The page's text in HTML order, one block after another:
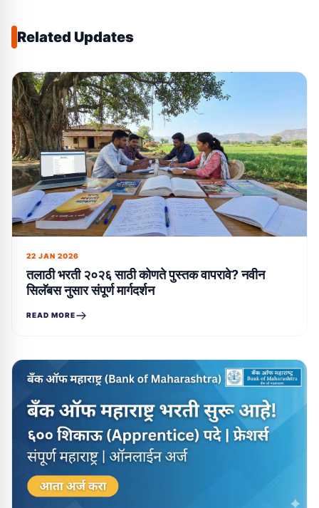
Related Updates
22 JAN 2026
तलाठी भरती २०२६ साठी कोणते पुस्तक वापरावे? नवीन
सिलॅबस नुसार संपूर्ण मार्गदर्शन
READ MORE